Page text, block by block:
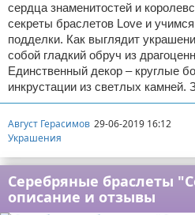
сердца знаменитостей и
секреты браслетов Love и
подделки. Как выглядит
собой гладкий обруч из
Единственный декор – круглые
инкрустации из светлых камней.
Август Герасимов 29-06-2019 16:12
Украшения
Серебряные браслеты
описание и отзывы